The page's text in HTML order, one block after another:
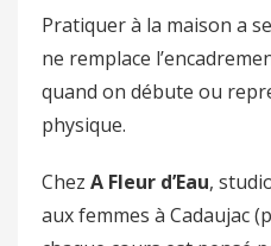
Pratiquer à la maison a
ne remplace
quand on débute ou
physique.
Chez A Fleur d’Eau,
aux femmes à Cadaujac